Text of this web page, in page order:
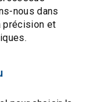
nous dans
précision et